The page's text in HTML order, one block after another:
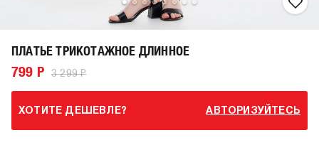
ПЛАТЬЕ ТРИКОТАЖНОЕ ДЛИННОЕ
799 Р 3 299 Р
ХОТИТЕ ДЕШЕВЛЕ? АВТОРИЗУЙТЕСЬ